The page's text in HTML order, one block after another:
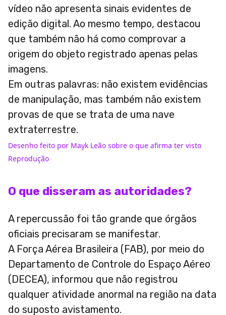
vídeo não apresenta sinais evidentes de
edição digital. Ao mesmo tempo, destacou
que também não há como comprovar a
origem do objeto registrado apenas pelas
imagens.
Em outras palavras: não existem evidências
de manipulação, mas também não existem
provas de que se trata de uma nave
extraterrestre.
Desenho feito por Mayk Leão sobre o que afirma ter visto
Reprodução
O que disseram as autoridades?
A repercussão foi tão grande que órgãos
oficiais precisaram se manifestar.
A Força Aérea Brasileira (FAB), por meio do
Departamento de Controle do Espaço Aéreo
(DECEA), informou que não registrou
qualquer atividade anormal na região na data
do suposto avistamento.